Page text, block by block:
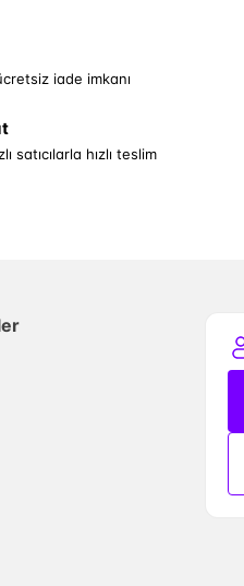
iade imkanı
satıcılarla hızlı teslim